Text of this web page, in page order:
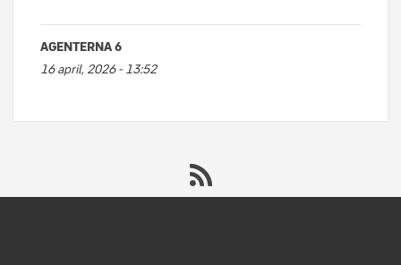
AGENTERNA 6
16 april, 2026 - 13:52